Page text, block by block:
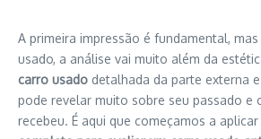
A primeira impressão é fundamental,
usado, a análise vai muito além da
carro usado detalhada da parte externa
pode revelar muito sobre seu passado e
recebeu. É aqui que começamos a